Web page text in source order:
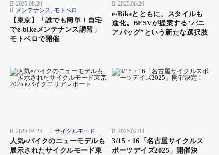
2025.08.20
メンテナンス, モトベロ
【東京】「誰でも簡単！自宅
でe-bikeメンテナンス講習」
モトベロで開催
2025.06.20
e-Bikeとともに、スタイルも
進化。BESVが提案する“パニ
アバッグ”という新たな選択肢
2025.04.25 サイクルモード
人気eバイクのニューモデルも
展示されたサイクルモード東
2025.02.04
3/15・16「名古屋サイクルス
ポーツデイズ2025」開催決